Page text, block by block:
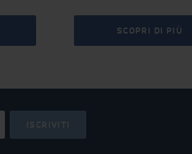
SCOPRI DI PIÙ
ISCRIVITI